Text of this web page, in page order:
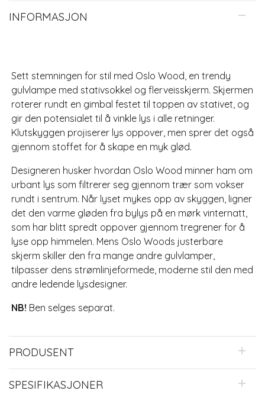
INFORMASJON
Sett stemningen for stil med Oslo Wood, en trendy
gulvlampe med stativsokkel og flerveisskjerm. Skjermen
roterer rundt en gimbal festet til toppen av stativet, og
gir den potensialet til å vinkle lys i alle retninger.
Klutskyggen projiserer lys oppover, men sprer det også
gjennom stoffet for å skape en myk glød.
Designeren husker hvordan Oslo Wood minner ham om
urbant lys som filtrerer seg gjennom trær som vokser
rundt i sentrum. Når lyset mykes opp av skyggen, ligner
det den varme gløden fra bylys på en mørk vinternatt,
som har blitt spredt oppover gjennom tregrener for å
lyse opp himmelen. Mens Oslo Woods justerbare
skjerm skiller den fra mange andre gulvlamper,
tilpasser dens strømlinjeformede, moderne stil den med
andre ledende lysdesigner.
NB! Ben selges separat.
PRODUSENT
SPESIFIKASJONER